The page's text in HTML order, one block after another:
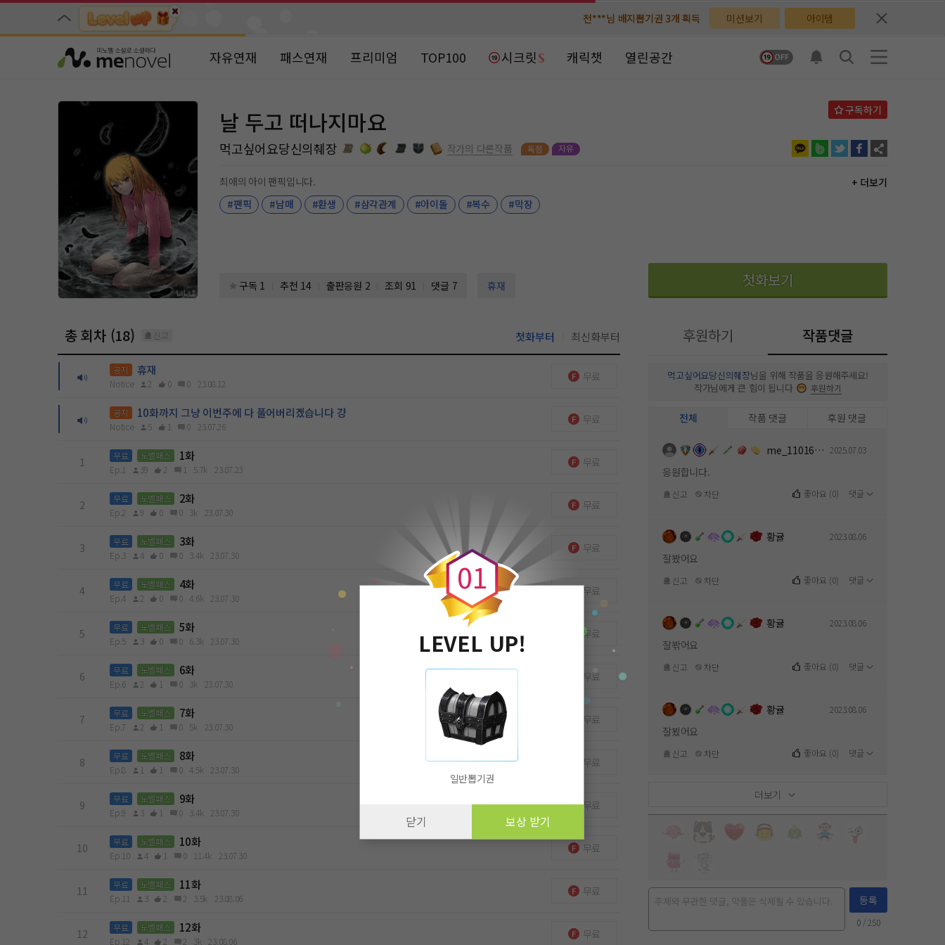
메**님 노벨패스 체험권 3일 획득
메**님 노벨패스 체험권 3일 획득
주*님 배지뽑기권 1개 획득
주*님 배지뽑기권 1개 획득
미션보기 아이템
자유연재 패스연재 프리미엄 TOP100 시크릿 캐릭챗 열린공간
날 두고 떠나지마요
먹고싶어요당신의췌장 작가의 다른작품
최애의 아이 팬픽입니다.
+ 더보기
#팬픽
#남매 #환생 #삼각관계 #아이돌 #복수 #막장
구독 1 추천 14 출판응원 2 조회 91 댓글 7 휴재 첫화보기
총 회차 (18) 신고 첫화부터 최신화부터
공지 휴재
Notice 2 0 0 23.08.12
무료
공지 10화까지 그냥 이번주에 다 풀어버리겠습니다 걍
Notice 5 1 0 23.07.26
무료
1 무료 노벨패스 1화
Ep.1 39 2 1 5.7k 23.07.23
무료
2 무료 노벨패스 2화
Ep.2 9 0 0 3k 23.07.30
무료
3 무료 노벨패스 3화
Ep.3 4 0 0 3.4k 23.07.30
무료
4 무료 노벨패스 4화
Ep.4 2 0 0 4.6k 23.07.30
무료
5 무료 노벨패스 5화
Ep.5 3 0 0 6.3k 23.07.30
무료
6 무료 노벨패스 6화
Ep.6 2 1 0 3k 23.07.30
무료
7 무료 노벨패스 7화
Ep.7 2 1 0 5k 23.07.30
무료
8 무료 노벨패스 8화
Ep.8 1 1 0 4.5k 23.07.30
무료
9 무료 노벨패스 9화
Ep.9 3 1 0 3.4k 23.07.30
무료
10 무료 노벨패스 10화
Ep.10 4 1 0 11.4k 23.07.30
무료
11 무료 노벨패스 11화
Ep.11 3 2 2 3.5k 23.08.06
무료
12 무료 노벨패스 12화
Ep.12 4 2 2 3k 23.08.06
무료
후원하기 작품댓글
먹고싶어요당신의췌장님을 위해 작품을 응원해주세요!
작가님에게 큰 힘이 됩니다
후원하기
전체 작품 댓글 후원 댓글
me_1101619112 2025.07.03
응원합니다.
신고 차단 좋아요 (0) 댓글
황귤 2023.08.06
잘봤어요
신고 차단 좋아요 (0) 댓글
황귤 2023.08.06
잘봒어요
신고 차단 좋아요 (0) 댓글
황귤 2023.08.06
잘뵜어요
신고 차단 좋아요 (0) 댓글
더보기
등록
0 / 250
0
0
1
LEVEL UP!
일반뽑기권
닫기 보상 받기